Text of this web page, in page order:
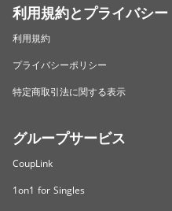
利用規約とプライバシー
利用規約
プライバシーポリシー
特定商取引法に関する表示
グループサービス
CoupLink
1on1 for Singles